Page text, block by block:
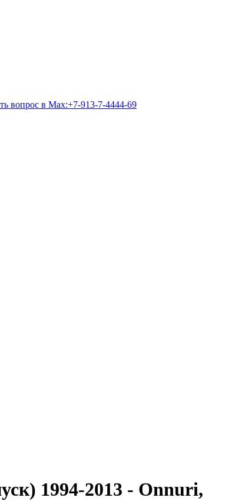
вопрос в Max:+7-913-7-4444-69
1994-2013 - Onnuri,